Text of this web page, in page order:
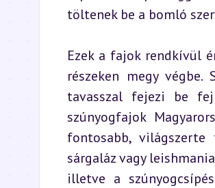
töltenek be a bomló
Ezek a fajok rendkívül
részeken megy
tavasszal fejezi be
szúnyogfajok
fontosabb,
sárgaláz vagy
illetve a